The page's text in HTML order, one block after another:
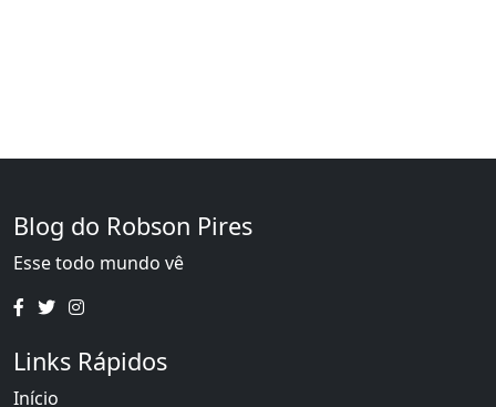
Blog do Robson Pires
Esse todo mundo vê
Links Rápidos
Início